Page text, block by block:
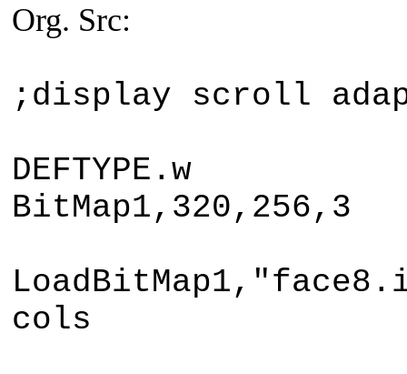
Org. Src:
;display scroll
DEFTYPE.w
BitMap1,320,256,3
cols